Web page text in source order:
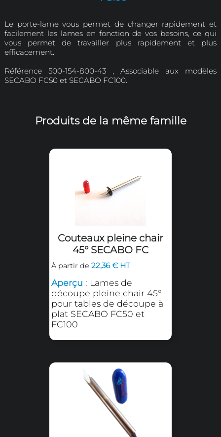
Demander un devis
facilement les lames en fonction de vos
Référence 500-154-800-43 , Associable
Produits de la même
Couteaux pleine chair
45° SECABO FC